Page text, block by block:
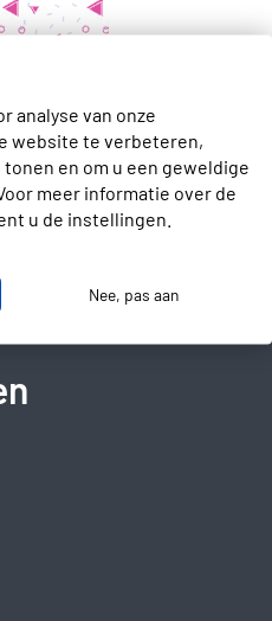
analyse van onze
website te verbeteren,
en om u een geweldige
meer informatie over de
u de instellingen.
Nee, pas aan